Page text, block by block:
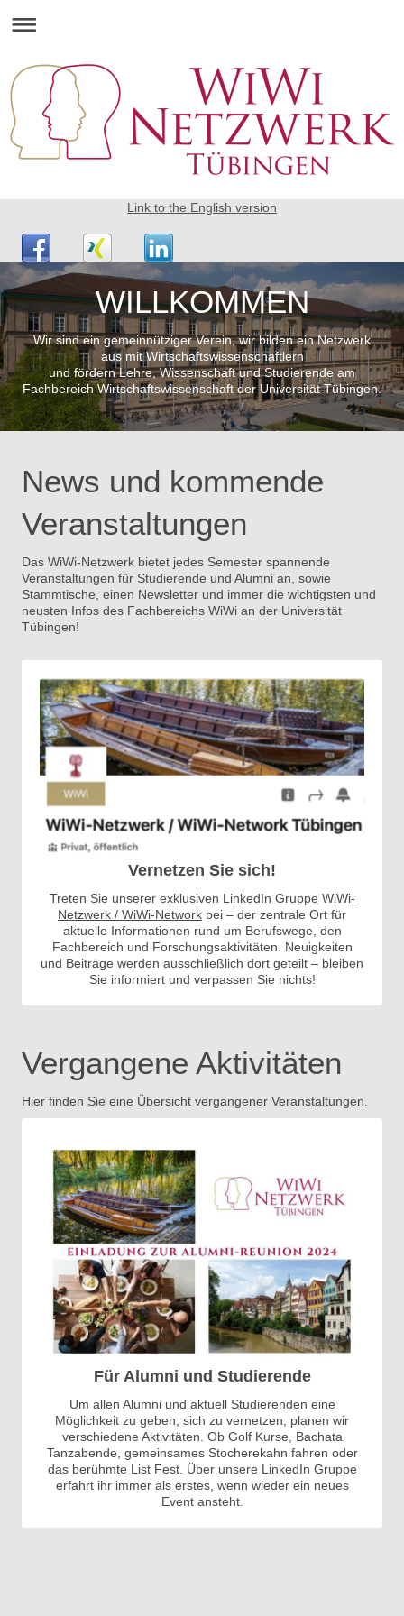
Link to the English version
WILLKOMMEN
Wir sind ein gemeinnütziger Verein, wir bilden ein Netzwerk
aus mit Wirtschaftswissenschaftlern
und fördern Lehre, Wissenschaft und Studierende am
Fachbereich Wirtschaftswissenschaft der Universität Tübingen.
News und kommende
Veranstaltungen
Das WiWi-Netzwerk bietet jedes Semester spannende
Veranstaltungen für Studierende und Alumni an, sowie
Stammtische, einen Newsletter und immer die wichtigsten und
neusten Infos des Fachbereichs WiWi an der Universität
Tübingen!
Vernetzen Sie sich!
Treten Sie unserer exklusiven LinkedIn Gruppe WiWi-
Netzwerk / WiWi-Network bei – der zentrale Ort für
aktuelle Informationen rund um Berufswege, den
Fachbereich und Forschungsaktivitäten. Neuigkeiten
und Beiträge werden ausschließlich dort geteilt – bleiben
Sie informiert und verpassen Sie nichts!
Vergangene Aktivitäten
Hier finden Sie eine Übersicht vergangener Veranstaltungen.
Für Alumni und Studierende
Um allen Alumni und aktuell Studierenden eine
Möglichkeit zu geben, sich zu vernetzen, planen wir
verschiedene Aktivitäten. Ob Golf Kurse, Bachata
Tanzabende, gemeinsames Stocherekahn fahren oder
das berühmte List Fest. Über unsere LinkedIn Gruppe
erfahrt ihr immer als erstes, wenn wieder ein neues
Event ansteht.